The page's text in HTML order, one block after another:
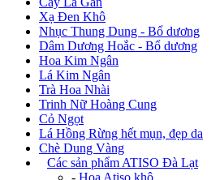
Xạ Đen Khô
Nhục Thung Dung - Bổ dương
Dâm Dương Hoắc - Bổ dương
Hoa Kim Ngân
Lá Kim Ngân
Trà Hoa Nhài
Trinh Nữ Hoàng Cung
Cỏ Ngọt
Lá Hồng Rừng hết mụn, đẹp da
Chè Dung Vàng
Các sản phẩm ATISO Đà Lạt
- Hoa Atiso khô